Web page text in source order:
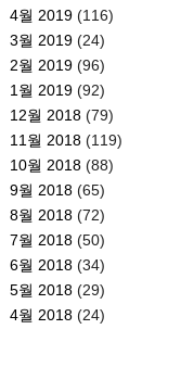
4월 2019(116)
3월 2019(24)
2월 2019(96)
1월 2019(92)
12월 2018(79)
11월 2018(119)
10월 2018(88)
9월 2018(65)
8월 2018(72)
7월 2018(50)
6월 2018(34)
5월 2018(29)
4월 2018(24)